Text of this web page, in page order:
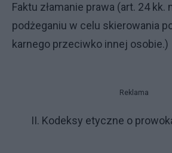
Faktu złamanie prawa (art. 24 kk.
podżeganiu w celu skierowania
karnego przeciwko innej osobie.)
Reklama
II. Kodeksy etyczne o